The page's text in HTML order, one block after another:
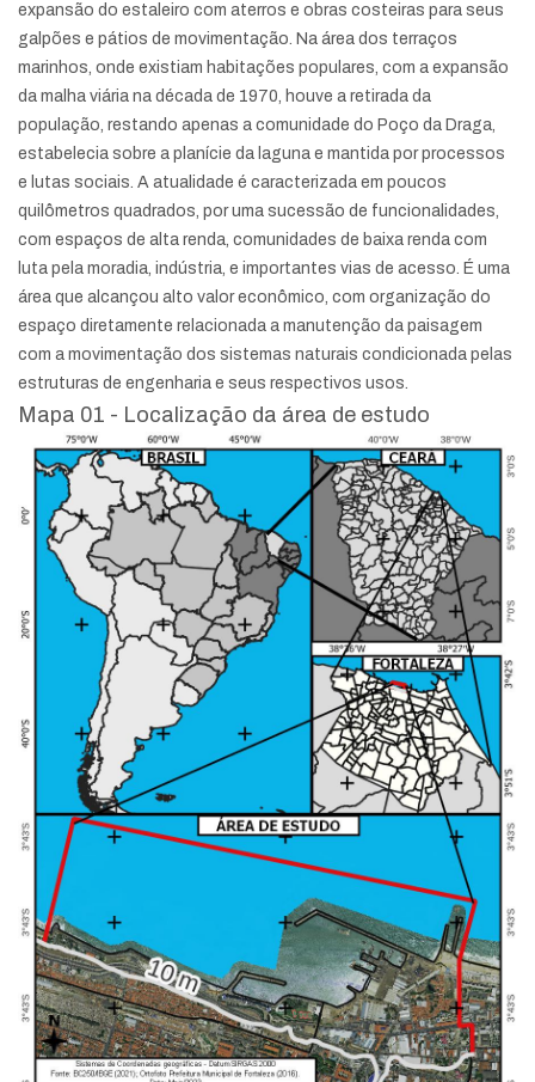
expansão do estaleiro com aterros e obras costeiras para seus
galpões e pátios de movimentação. Na área dos terraços
marinhos, onde existiam habitações populares, com a expansão
da malha viária na década de 1970, houve a retirada da
população, restando apenas a comunidade do Poço da Draga,
estabelecia sobre a planície da laguna e mantida por processos
e lutas sociais. A atualidade é caracterizada em poucos
quilômetros quadrados, por uma sucessão de funcionalidades,
com espaços de alta renda, comunidades de baixa renda com
luta pela moradia, indústria, e importantes vias de acesso. É uma
área que alcançou alto valor econômico, com organização do
espaço diretamente relacionada a manutenção da paisagem
com a movimentação dos sistemas naturais condicionada pelas
estruturas de engenharia e seus respectivos usos.
Mapa 01 - Localização da área de estudo